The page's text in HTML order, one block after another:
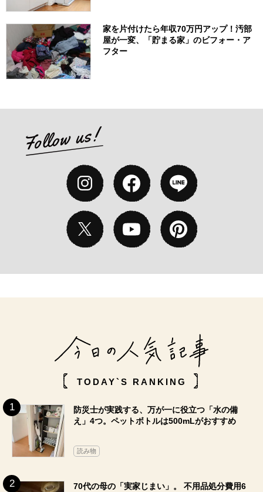
家を片付けたら年収70万円アップ！汚部
屋が一変、「貯まる家」のビフォー・ア
フター
TODAY`S RANKING
防災士が実践する、万が一に役立つ「水の備
え」4つ。ペットボトルは500mLがおすすめ
読み物
70代の母の「実家じまい」。 不用品処分費用6